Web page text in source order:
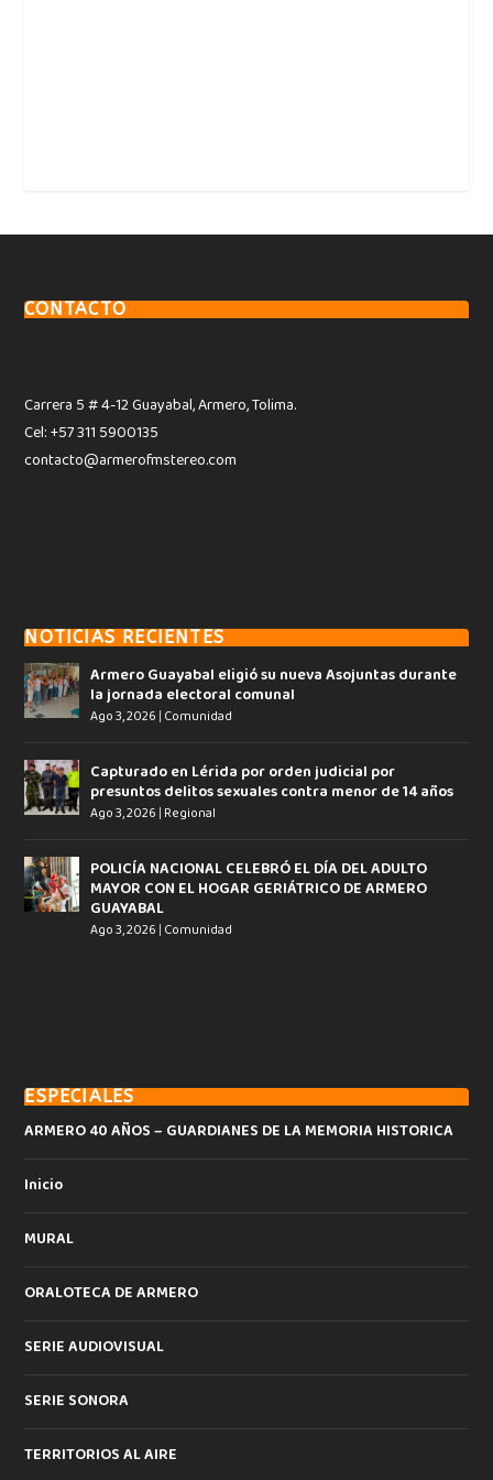
CONTACTO
Carrera 5 # 4-12 Guayabal, Armero, Tolima.
Cel: +57 311 5900135
contacto@armerofmstereo.com
NOTICIAS RECIENTES
Armero Guayabal eligió su nueva Asojuntas durante
la jornada electoral comunal
Ago 3, 2026 | Comunidad
Capturado en Lérida por orden judicial por
presuntos delitos sexuales contra menor de 14 años
Ago 3, 2026 | Regional
POLICÍA NACIONAL CELEBRÓ EL DÍA DEL ADULTO
MAYOR CON EL HOGAR GERIÁTRICO DE ARMERO
GUAYABAL
Ago 3, 2026 | Comunidad
ESPECIALES
ARMERO 40 AÑOS – GUARDIANES DE LA MEMORIA HISTORICA
Inicio
MURAL
ORALOTECA DE ARMERO
SERIE AUDIOVISUAL
SERIE SONORA
TERRITORIOS AL AIRE